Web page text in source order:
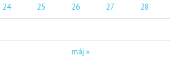
máj »
24 25 26 27 28